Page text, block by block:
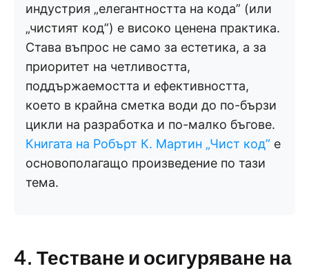
индустрия „елегантността на кода” (или
„чистият код”) е високо ценена практика.
Става въпрос не само за естетика, а за
приоритет на четливостта,
поддържаемостта и ефективността,
което в крайна сметка води до по-бързи
цикли на разработка и по-малко бъгове.
Книгата на Робърт К. Мартин „Чист код” е
основополагащо произведение по тази
тема.
4. Тестване и осигуряване на